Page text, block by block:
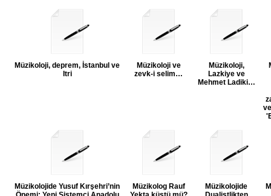
Müzikoloji, deprem, İstanbul ve
Itri
Müzikoloji ve
zevk-i selim…
Müzikoloji,
Lazkiye ve
Mehmet Ladiki…
Müzikolojide Yusuf Kırşehri’nin
Müzikolog Rauf
Müzikolojide